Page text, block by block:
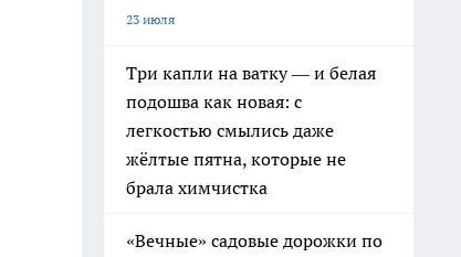
23 июля
Три капли на ватку — и белая
подошва как новая: с
легкостью смылись даже
жёлтые пятна, которые не
брала химчистка
«Вечные» садовые дорожки по